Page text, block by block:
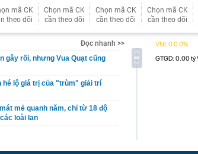
mã CK
theo dõi
Chọn mã CK
cần theo dõi
Chọn mã CK
cần theo dõi
Chọn mã CK
cần theo dõi
Đọc nhanh >>
gây rối, nhưng Vua Quạt cũng
hé lộ giá trị của "trùm" giải trí
mẻ quanh năm, chỉ từ 18 độ
loài lan
TRẺ EM; cơ quan Công an